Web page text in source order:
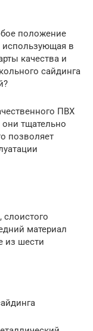
положение
использующая в
качества и
сайдинга
ПВХ
тщательно
позволяет
слоистого
материал
из шести